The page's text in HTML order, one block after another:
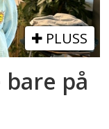
PLUSS
på